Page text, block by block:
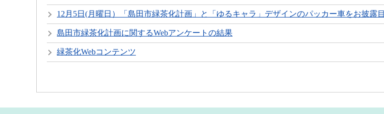
12月5日(月曜日）「島田市緑茶化計画」と「ゆるキャラ」デザインのパッカー車をお披露目
島田市緑茶化計画に関するWebアンケートの結果
緑茶化Webコンテンツ